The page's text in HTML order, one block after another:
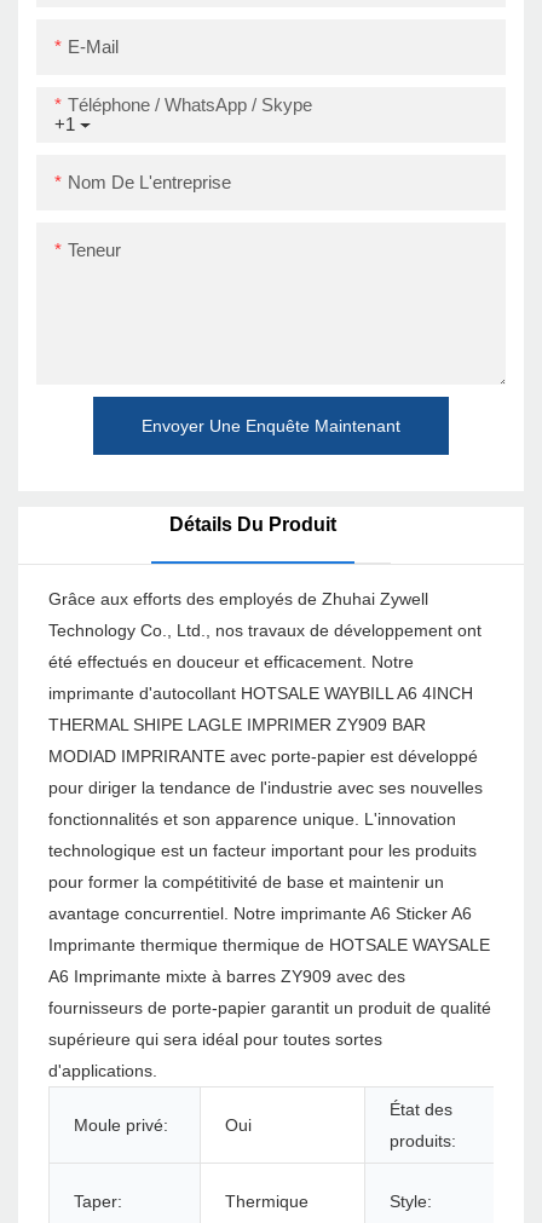
E-Mail
+1
Téléphone / WhatsApp / Skype
Nom De L'entreprise
Teneur
Envoyer Une Enquête Maintenant
Détails Du Produit
Grâce aux efforts des employés de Zhuhai Zywell
Technology Co., Ltd., nos travaux de développement ont
été effectués en douceur et efficacement. Notre
imprimante d'autocollant HOTSALE WAYBILL A6 4INCH
THERMAL SHIPE LAGLE IMPRIMER ZY909 BAR
MODIAD IMPRIRANTE avec porte-papier est développé
pour diriger la tendance de l'industrie avec ses nouvelles
fonctionnalités et son apparence unique. L'innovation
technologique est un facteur important pour les produits
pour former la compétitivité de base et maintenir un
avantage concurrentiel. Notre imprimante A6 Sticker A6
Imprimante thermique thermique de HOTSALE WAYSALE
A6 Imprimante mixte à barres ZY909 avec des
fournisseurs de porte-papier garantit un produit de qualité
supérieure qui sera idéal pour toutes sortes
d'applications.
Moule privé: Oui
État des
produits:
Taper: Thermique Style: